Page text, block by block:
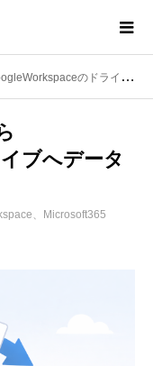
のドライブへデータを移す方法
ブへデータ
、Microsoft365